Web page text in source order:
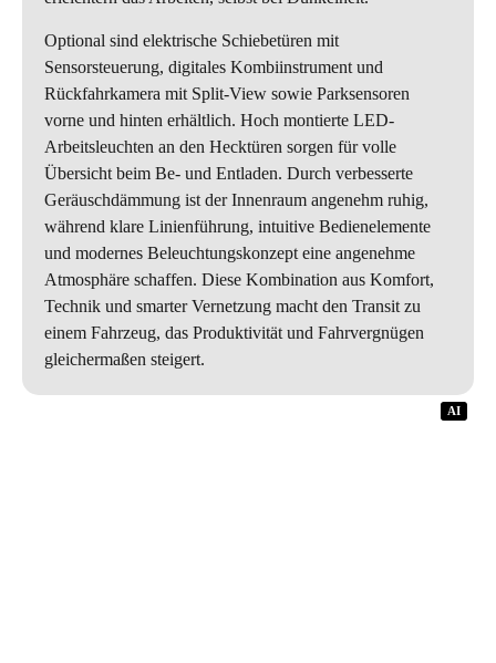
Optional sind elektrische Schiebetüren mit
Sensorsteuerung, digitales Kombiinstrument und
Rückfahrkamera mit Split-View sowie Parksensoren
vorne und hinten erhältlich. Hoch montierte LED-
Arbeitsleuchten an den Hecktüren sorgen für volle
Übersicht beim Be- und Entladen. Durch verbesserte
Geräuschdämmung ist der Innenraum angenehm ruhig,
während klare Linienführung, intuitive Bedienelemente
und modernes Beleuchtungskonzept eine angenehme
Atmosphäre schaffen. Diese Kombination aus Komfort,
Technik und smarter Vernetzung macht den Transit zu
einem Fahrzeug, das Produktivität und Fahrvergnügen
gleichermaßen steigert.
AI